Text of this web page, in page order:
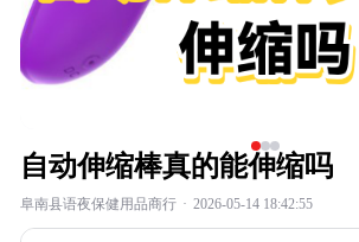
自动伸缩棒真的能伸缩吗
阜南县语夜保健用品商行 · 2026-05-14 18:42:55